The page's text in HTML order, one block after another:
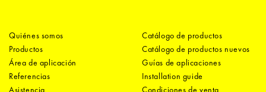
Quiénes somos
Productos
Área de aplicación
Referencias
Asistencia
Catálogo de productos
Catálogo de productos nuevos
Guías de aplicaciones
Installation guide
Condiciones de venta